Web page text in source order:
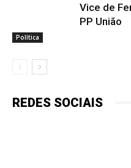
Política
Vice de
PP União
REDES SOCIAIS